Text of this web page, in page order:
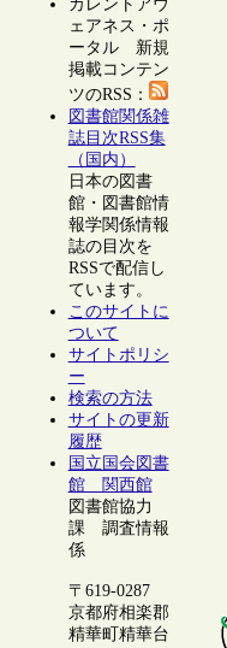
カレントアウ
ェアネス・ポ
ータル 新規
掲載コンテン
ツのRSS：
図書館関係雑
誌目次RSS集
（国内）
日本の図書
館・図書館情
報学関係情報
誌の目次を
RSSで配信し
ています。
このサイトに
ついて
サイトポリシ
ー
検索の方法
サイトの更新
履歴
国立国会図書
館 関西館
図書館協力
課 調査情報
係
〒619-0287
京都府相楽郡
精華町精華台